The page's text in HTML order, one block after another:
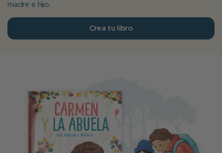
madre e hijo.
Crea tu libro